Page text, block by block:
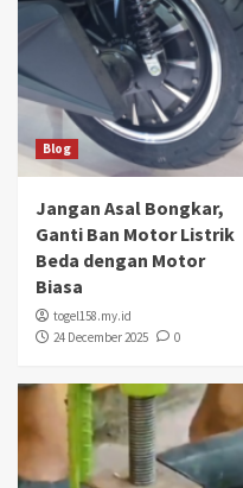
Blog
Jangan Asal Bongkar,
Ganti Ban Motor Listrik
Beda dengan Motor
Biasa
togel158.my.id
24 December 2025
0